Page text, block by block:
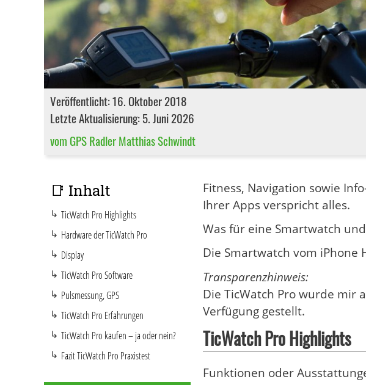
Veröffentlicht: 16. Oktober 2018
Letzte Aktualisierung: 5. Juni 2026
vom GPS Radler Matthias Schwindt
Fitness, Navigation sowie
Ihrer Apps verspricht alles.
Was für eine Smartwatch
Die Smartwatch vom
Transparenzhinweis:
Die TicWatch Pro wurde mir
Verfügung gestellt.
TicWatch Pro Highlights
Funktionen oder
📑 Inhalt
TicWatch Pro Highlights
Hardware der TicWatch Pro
Display
TicWatch Pro Software
Pulsmessung, GPS
TicWatch Pro Erfahrungen
TicWatch Pro kaufen – ja oder nein?
Fazit TicWatch Pro Praxistest